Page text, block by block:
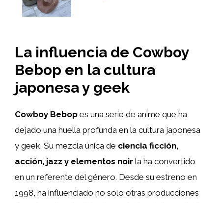
La influencia de Cowboy
Bebop en la cultura
japonesa y geek
Cowboy Bebop es una serie de anime que ha
dejado una huella profunda en la cultura japonesa
y geek. Su mezcla única de ciencia ficción,
acción, jazz y elementos noir la ha convertido
en un referente del género. Desde su estreno en
1998, ha influenciado no solo otras producciones